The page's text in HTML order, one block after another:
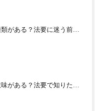
供養にはどんな種類がある？法要に迷う前に知る意味
戒名にはどんな意味がある？法要で知りたい仏教の心